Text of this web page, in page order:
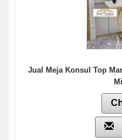
Jual Meja Konsul Top